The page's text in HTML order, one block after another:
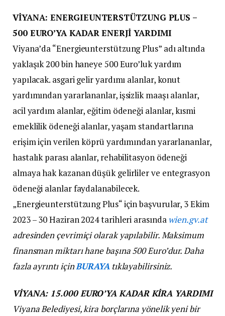
VİYANA: ENERGIEUNTERSTÜTZUNG PLUS –
500 EURO’YA KADAR ENERJİ YARDIMI
Viyana’da “Energieunterstützung Plus” adı altında
yaklaşık 200 bin haneye 500 Euro’luk yardım
yapılacak. asgari gelir yardımı alanlar, konut
yardımından yararlananlar, işsizlik maaşı alanlar,
acil yardım alanlar, eğitim ödeneği alanlar, kısmi
emeklilik ödeneği alanlar, yaşam standartlarına
erişim için verilen köprü yardımından yararlananlar,
hastalık parası alanlar, rehabilitasyon ödeneği
almaya hak kazanan düşük gelirliler ve entegrasyon
ödeneği alanlar faydalanabilecek.
„Energieunterstützung Plus“ için başvurular, 3 Ekim
2023 – 30 Haziran 2024 tarihleri arasında wien.gv.at
adresinden çevrimiçi olarak yapılabilir. Maksimum
finansman miktarı hane başına 500 Euro’dur. Daha
fazla ayrıntı içinBURAYAtıklayabilirsiniz.
VİYANA: 15.000 EURO’YA KADAR KİRA YARDIMI
Viyana Belediyesi, kira borçlarına yönelik yeni bir